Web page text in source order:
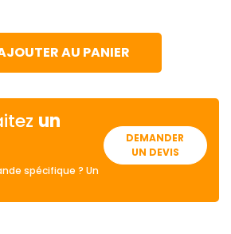
AU PANIER
un
spécifique ? Un
DEMANDER
UN DEVIS